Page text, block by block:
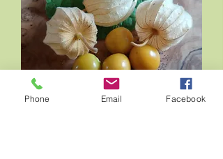
Phone Email Facebook